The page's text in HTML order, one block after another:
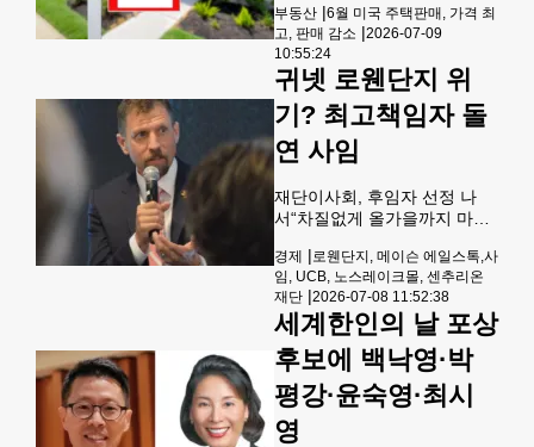
불구하고, 주택 가격 지표는 사
상 최고치를 기록하며 예비 주
택 구매자들의 경제적 부담이
한층 가중되고 있다.전미부동
산협회(NAR)는 지난 목요일,
6월 기존 주택 판매량이 5월
대비 2.4% 감소한 연율 409만
채(계절 조정치)를 기록했다고
발표했다. 이는 전년 동월 대비
로는 2.8% 증가한 수치다.팩트
셋(FactSet)에 따르면, 이번 6
월 판매 실적은 경제 전문가들
이 예상했던 연율 421만 채 수
준에 미치지 못했다. 주택 판매
량
부동산 |6월 미국 주택판매, 가격 최
고, 판매 감소 |2026-07-09
10:55:24
귀넷 로웬단지 위
기? 최고책임자 돌
연 사임
재단이사회, 후임자 선정 나
서“차질없게 올가을까지 마무
표로 추진 중인 귀넷 로웬 생명
과학 지식단지의 최고책임자
가 돌연 사임했다.로웬재단은
8일 재단의 사장 겸 최고경영
자(CEO)인 메이슨 에일스톡
(사진)이 사임했다고 공식 발
표했다.사임한 에일스톡은 애
틀랜타에 본부를 둔 비영리단
체 센추리온 재단 사장으로 취
경제 | 로웬단지, 메이슨 에일스톡,사
임, UCB, 노스레이크몰, 센추리온
재단 |2026-07-08 11:52:38
세계한인의 날 포상
후보에 백낙영·박
평강·윤숙영·최시
영